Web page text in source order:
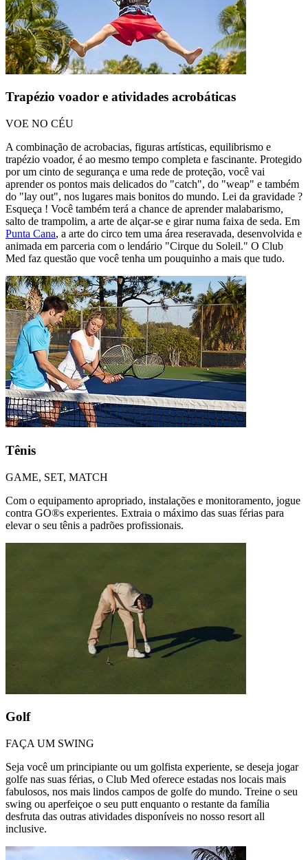
Trapézio voador e atividades acrobáticas
VOE NO CÉU
A combinação de acrobacias, figuras artísticas, equilibrismo e
trapézio voador, é ao mesmo tempo completa e fascinante. Protegido
por um cinto de segurança e uma rede de proteção, você vai
aprender os pontos mais delicados do "catch", do "weap" e também
do "lay out", nos lugares mais bonitos do mundo. Lei da gravidade ?
Esqueça ! Você também terá a chance de aprender malabarismo,
salto de trampolim, a arte de alçar-se e girar numa faixa de seda. Em
Punta Cana, a arte do circo tem uma área reseravada, desenvolvida e
animada em parceria com o lendário "Cirque du Soleil." O Club
Med faz questão que você tenha um pouquinho a mais que tudo.
Tênis
GAME, SET, MATCH
Com o equipamento apropriado, instalações e monitoramento, jogue
contra GO®s experientes. Extraia o máximo das suas férias para
elevar o seu tênis a padrões profissionais.
Golf
FAÇA UM SWING
Seja você um principiante ou um golfista experiente, se deseja jogar
golfe nas suas férias, o Club Med oferece estadas nos locais mais
fabulosos, nos mais lindos campos de golfe do mundo. Treine o seu
swing ou aperfeiçoe o seu putt enquanto o restante da família
desfruta das outras atividades disponíveis no nosso resort all
inclusive.